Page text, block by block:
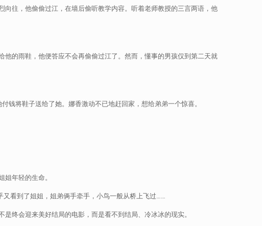
往，他偷偷过江，在墙后偷听教学内容。听着老师教授的三言两语，他
的雨鞋，他便答应不会再偷偷过江了。然而，懂事的男孩仅到第二天就
将鞋子送给了她。娜香激动不已地赶回家，想给弟弟一个惊喜。
年轻的生命。
看到了姐姐，姐弟俩手牵手，小鸟一般从桥上飞过……
终会迎来美好结局的电影，而是看不到结局、冷冰冰的现实。